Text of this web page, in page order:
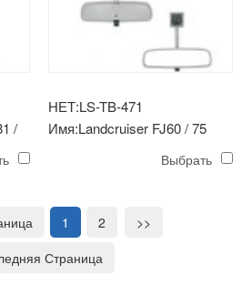
/
НЕТ:LS-TB-471
Имя:Landcruiser FJ60 / 75
Выбрать
1 2
>>
Страница